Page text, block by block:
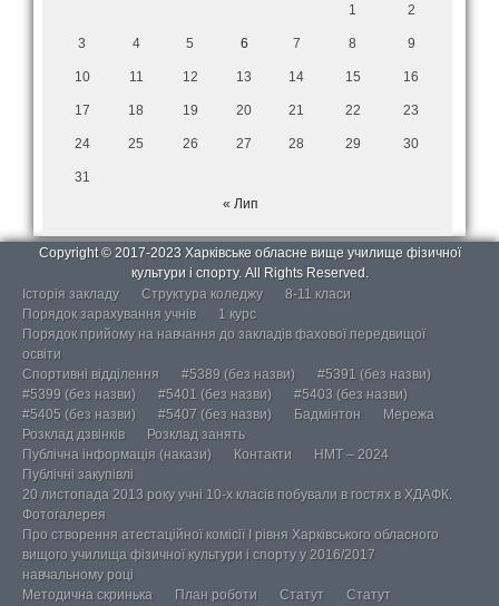
1 2
3 4 5 6 7 8 9
10 11 12 13 14 15 16
17 18 19 20 21 22 23
24 25 26 27 28 29 30
31
« Лип
Copyright © 2017-2023 Харківське обласне вище училище фізичної
культури і спорту. All Rights Reserved.
Історія закладу
Структура коледжу
8-11 класи
Порядок зарахування учнів
1 курс
Порядок прийому на навчання до закладів фахової передвищої
освіти
Спортивні відділення
#5389 (без назви)
#5391 (без назви)
#5399 (без назви)
#5401 (без назви)
#5403 (без назви)
#5405 (без назви)
#5407 (без назви) Бадмінтон
Мережа
Розклад дзвінків
Розклад занять
Публічна інформація (накази)
Контакти
НМТ – 2024
Публічні закупівлі
20 листопада 2013 року учні 10-х класів побували в гостях в ХДАФК.
Фотогалерея
Про створення атестаційної комісії І рівня Харківського обласного
вищого училища фізичної культури і спорту у 2016/2017
навчальному році
Методична скринька
План роботи Статут
Статут